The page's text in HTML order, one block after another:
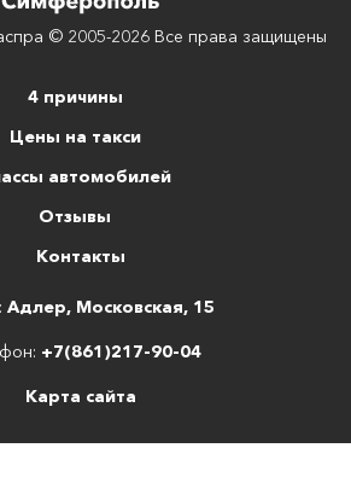
© 2005-2026 Все права защищены
4 причины
Цены на такси
автомобилей
Отзывы
Контакты
Адлер, Московская, 15
+7(861)217-90-04
Карта сайта